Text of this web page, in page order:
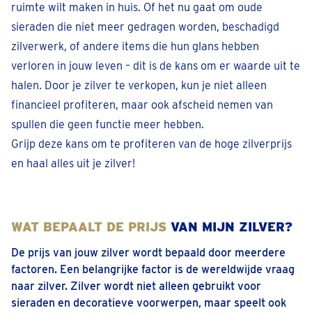
Bel 05 228 01 44
Afspraak inplannen
Koningin Astridlaan 2
Geopend• Sluit om 17:30
Bel 013 48 01 48
Afspraak inplannen
Ninoofsesteenweg 142
Bel 028-941347
Afspraak inplannen
Als de streep blijft staan en wordt het felrood of
roodbruin wordt? Dan is het voorwerp of sieraad
gemaakt van echt zilver. Hoe roder de streep is, des
te zuiverder is de legering.
6.Professionele beoordeling
Voor de meest betrouwbare methode kun je het
voorwerp laten testen door een professional met
geavanceerde apparatuur.
ruimte wilt maken in huis. Of het nu gaat om oude
sieraden die niet meer gedragen worden, beschadigd
zilverwerk, of andere items die hun glans hebben
verloren in jouw leven – dit is de kans om er waarde uit te
halen. Door je zilver te verkopen, kun je niet alleen
financieel profiteren, maar ook afscheid nemen van
spullen die geen functie meer hebben.
Grijp deze kans om te profiteren van de hoge zilverprijs
en haal alles uit je zilver!
WAT BEPAALT DE PRIJS VAN MIJN ZILVER?
De prijs van jouw zilver wordt bepaald door meerdere
factoren. Een belangrijke factor is de wereldwijde vraag
naar zilver. Zilver wordt niet alleen gebruikt voor
sieraden en decoratieve voorwerpen, maar speelt ook